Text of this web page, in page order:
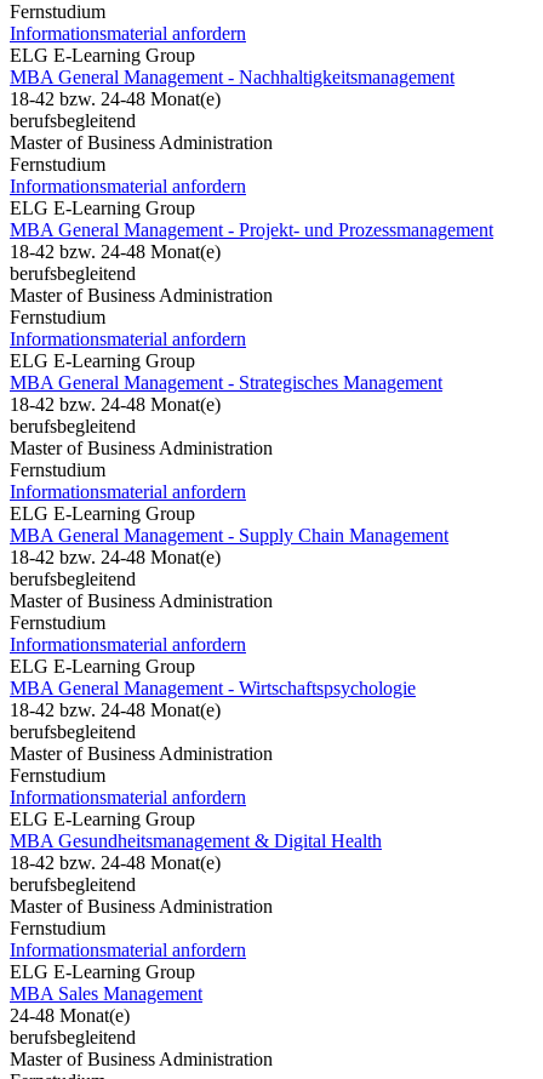
Fernstudium
Informationsmaterial anfordern
ELG E-Learning Group
MBA General Management - Nachhaltigkeitsmanagement
18-42 bzw. 24-48 Monat(e)
berufsbegleitend
Master of Business Administration
Fernstudium
Informationsmaterial anfordern
ELG E-Learning Group
MBA General Management - Projekt- und Prozessmanagement
18-42 bzw. 24-48 Monat(e)
berufsbegleitend
Master of Business Administration
Fernstudium
Informationsmaterial anfordern
ELG E-Learning Group
MBA General Management - Strategisches Management
18-42 bzw. 24-48 Monat(e)
berufsbegleitend
Master of Business Administration
Fernstudium
Informationsmaterial anfordern
ELG E-Learning Group
MBA General Management - Supply Chain Management
18-42 bzw. 24-48 Monat(e)
berufsbegleitend
Master of Business Administration
Fernstudium
Informationsmaterial anfordern
ELG E-Learning Group
MBA General Management - Wirtschaftspsychologie
18-42 bzw. 24-48 Monat(e)
berufsbegleitend
Master of Business Administration
Fernstudium
Informationsmaterial anfordern
ELG E-Learning Group
MBA Gesundheitsmanagement & Digital Health
18-42 bzw. 24-48 Monat(e)
berufsbegleitend
Master of Business Administration
Fernstudium
Informationsmaterial anfordern
ELG E-Learning Group
MBA Sales Management
24-48 Monat(e)
berufsbegleitend
Master of Business Administration